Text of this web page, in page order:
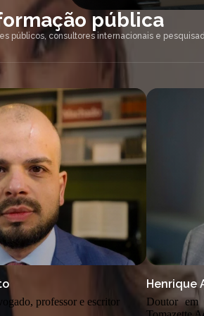
pública
públicos, consultores internacionais e
professor e escritor
Henrique
Doutor em